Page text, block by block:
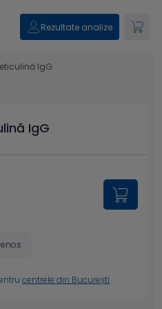
Rezultate analize
IgG
IgG
centrele din București